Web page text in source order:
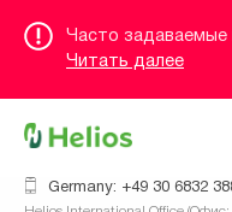
Часто задаваемые
Читать далее
Germany: +49 30 6832